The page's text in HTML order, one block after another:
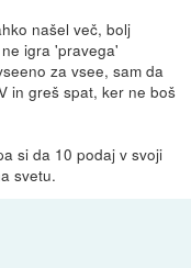
našel več, bolj
igra 'pravega'
za vsee, sam da
in greš spat, ker ne boš
si da 10 podaj v svoji
svetu.